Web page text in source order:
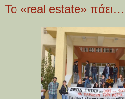
Το «real estate» πάει…